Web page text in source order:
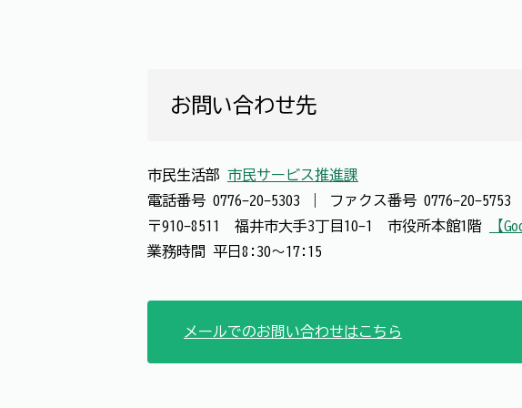
お問い合わせ先
市民生活部 市民サービス推進課
電話番号 0776-20-5303 ファクス番号 0776-20-5753
〒910-8511 福井市大手3丁目10-1 市役所本館1階
【
業務時間 平日8:30～17:15
メールでのお問い合わせはこちら